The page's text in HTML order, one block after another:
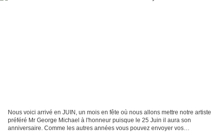
Nous voici arrivé en JUIN, un mois en fête où nous allons mettre notre artiste
préféré Mr George Michael à l'honneur puisque le 25 Juin il aura son
anniversaire. Comme les autres années vous pouvez envoyer vos